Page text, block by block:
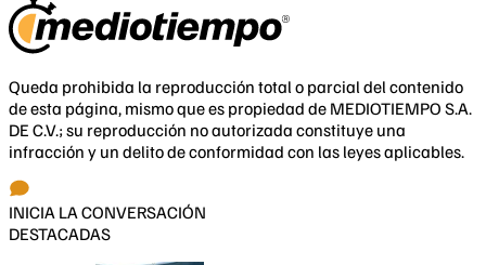
Queda prohibida la reproducción total o parcial del contenido
de esta página, mismo que es propiedad de MEDIOTIEMPO S.A.
DE C.V.; su reproducción no autorizada constituye una
infracción y un delito de conformidad con las leyes aplicables.
INICIA LA CONVERSACIÓN
DESTACADAS